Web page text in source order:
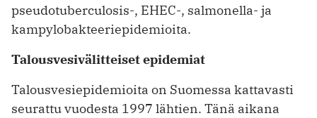
pseudo­tuberculosis-, EHEC-, salmonella- ja
kampylobakteeriepidemioita.
Talousvesivälitteiset epidemiat
Talousvesiepidemioita on Suomessa kattavasti
seurattu vuodesta 1997 lähtien. Tänä aikana